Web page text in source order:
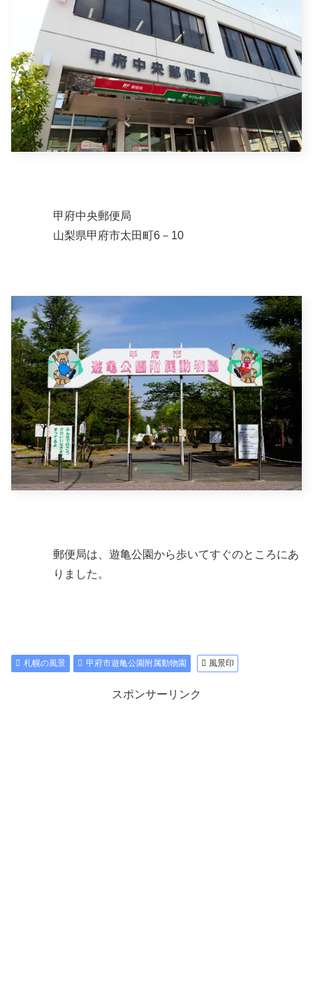
甲府中央郵便局
山梨県甲府市太田町6－10
郵便局は、遊亀公園から歩いてすぐのところにあ
りました。
札幌の風景 甲府市遊亀公園附属動物園 風景印
スポンサーリンク